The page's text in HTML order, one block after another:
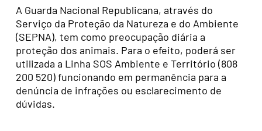
A Guarda Nacional Republicana, através do
Serviço da Proteção da Natureza e do Ambiente
(SEPNA), tem como preocupação diária a
proteção dos animais. Para o efeito, poderá ser
utilizada a Linha SOS Ambiente e Território (808
200 520) funcionando em permanência para a
denúncia de infrações ou esclarecimento de
dúvidas.